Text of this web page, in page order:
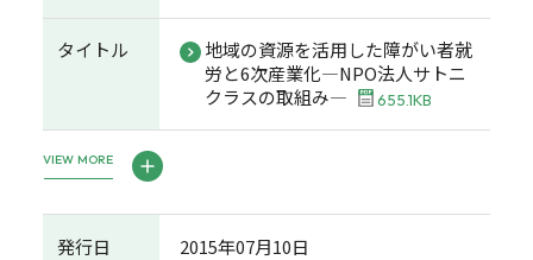
タイトル
地域の資源を活用した障がい者就
労と6次産業化―NPO法人サトニ
クラスの取組み―
655.1KB
VIEW MORE
発行日 2015年07月10日